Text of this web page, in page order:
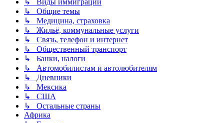
↳ Общие темы
↳ Медицина, страховка
↳ Жильё, коммунальные услуги
↳ Связь, телефон и интернет
↳ Общественный транспорт
↳ Банки, налоги
↳ Автомобилистам и автолюбителям
↳ Дневники
↳ Мексика
↳ США
↳ Остальные страны
Африка